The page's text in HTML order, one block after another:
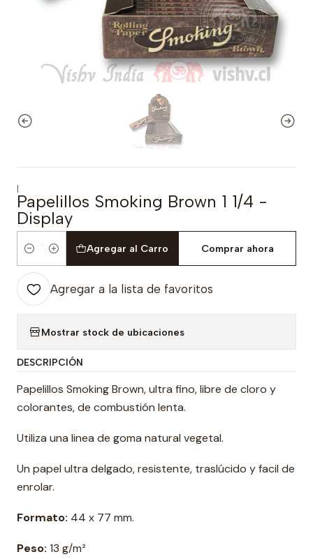
|
Papelillos Smoking Brown 1 1/4 -
Display
Cantidad
Agregar al Carro Comprar ahora
Agregar a la lista de favoritos
Mostrar stock de ubicaciones
DESCRIPCIÓN
Papelillos Smoking Brown, ultra fino, libre de cloro y
colorantes, de combustión lenta.
Utiliza una linea de goma natural vegetal.
Un papel ultra delgado, resistente, traslúcido y facil de
enrolar.
Formato: 44 x 77 mm.
Peso: 13 g/m²